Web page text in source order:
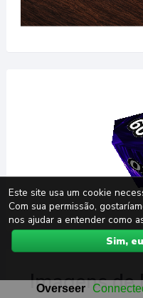
Imagens de
Este site usa um cookie
Com sua permissão,
nos ajudar a entender como
Sim,